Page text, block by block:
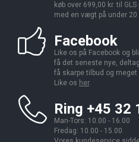
køb over 699,00 kr. til
med en vægt på under 20
Facebook
Like os på Facebook og
få det seneste nye,
få skarpe tilbud og meget
Like os her.
Ring +45 32
Man-Tors: 10.00 - 16.00
Fredag: 10.00 - 15.00